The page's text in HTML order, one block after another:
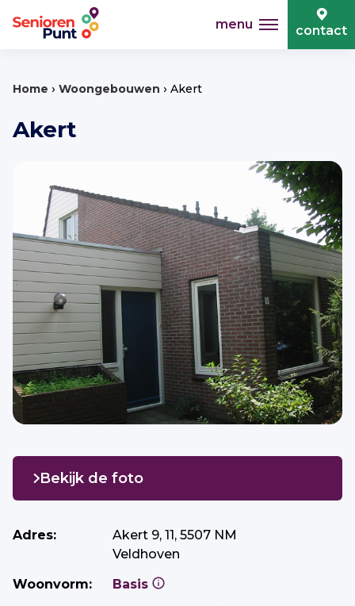
menu contact
Home › Woongebouwen › Akert
Akert
Adres:
Akert 9, 11, 5507 NM
Veldhoven
Woonvorm:
Basis
Bekijk de foto